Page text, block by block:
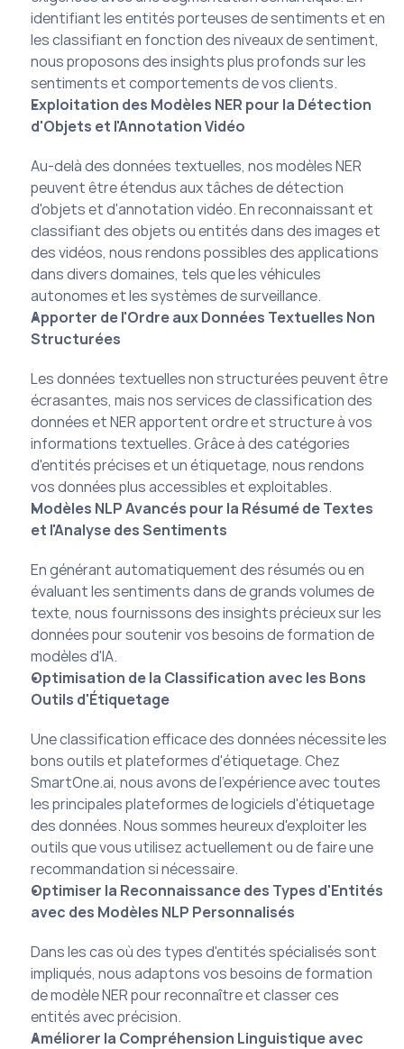
identifiant les entités porteuses de sentiments et en
les classifiant en fonction des niveaux de sentiment,
nous proposons des insights plus profonds sur les
sentiments et comportements de vos clients.
Exploitation des Modèles NER pour la Détection
d'Objets et l'Annotation Vidéo
Au-delà des données textuelles, nos modèles NER
peuvent être étendus aux tâches de détection
d'objets et d'annotation vidéo. En reconnaissant et
classifiant des objets ou entités dans des images et
des vidéos, nous rendons possibles des applications
dans divers domaines, tels que les véhicules
autonomes et les systèmes de surveillance.
Apporter de l'Ordre aux Données Textuelles Non
Structurées
Les données textuelles non structurées peuvent être
écrasantes, mais nos services de classification des
données et NER apportent ordre et structure à vos
informations textuelles. Grâce à des catégories
d'entités précises et un étiquetage, nous rendons
vos données plus accessibles et exploitables.
Modèles NLP Avancés pour la Résumé de Textes
et l'Analyse des Sentiments
En générant automatiquement des résumés ou en
évaluant les sentiments dans de grands volumes de
texte, nous fournissons des insights précieux sur les
données pour soutenir vos besoins de formation de
modèles d'IA.
Optimisation de la Classification avec les Bons
Outils d'Étiquetage
Une classification efficace des données nécessite les
bons outils et plateformes d'étiquetage. Chez
SmartOne.ai, nous avons de l'expérience avec toutes
les principales plateformes de logiciels d'étiquetage
des données. Nous sommes heureux d'exploiter les
outils que vous utilisez actuellement ou de faire une
recommandation si nécessaire.
Optimiser la Reconnaissance des Types d'Entités
avec des Modèles NLP Personnalisés
Dans les cas où des types d'entités spécialisés sont
impliqués, nous adaptons vos besoins de formation
de modèle NER pour reconnaître et classer ces
entités avec précision.
Améliorer la Compréhension Linguistique avec